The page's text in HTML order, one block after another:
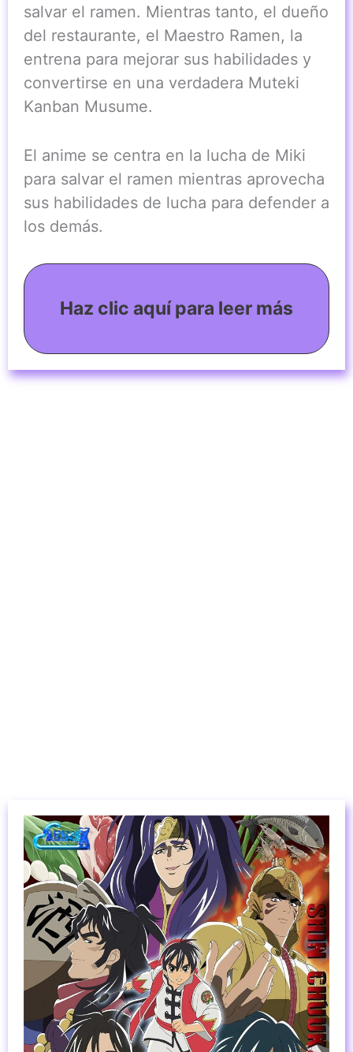
salvar el ramen. Mientras tanto, el dueño
del restaurante, el Maestro Ramen, la
entrena para mejorar sus habilidades y
convertirse en una verdadera Muteki
Kanban Musume.
El anime se centra en la lucha de Miki
para salvar el ramen mientras aprovecha
sus habilidades de lucha para defender a
los demás.
Haz clic aquí para leer más